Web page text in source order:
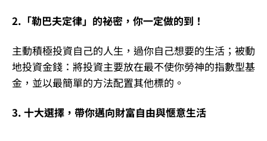
2.「勒巴夫定律」的祕密，你一定做的到！
主動積極投資自己的人生，過你自己想要的生活；被動
地投資金錢：將投資主要放在最不使你勞神的指數型基
金，並以最簡單的方法配置其他標的。
3. 十大選擇，帶你邁向財富自由與愜意生活